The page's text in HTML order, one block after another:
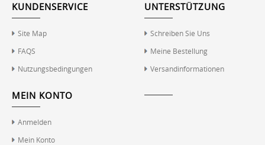
KUNDENSERVICE
Site Map
FAQS
Nutzungsbedingungen
UNTERSTÜTZUNG
Schreiben Sie Uns
Meine Bestellung
Versandinformationen
MEIN KONTO
Anmelden
Mein Konto